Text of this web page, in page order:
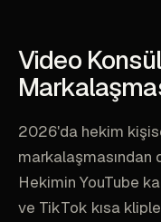
Video
2026'da hekim
markalaşmasından
Hekimin YouTube
ve TikTok kısa